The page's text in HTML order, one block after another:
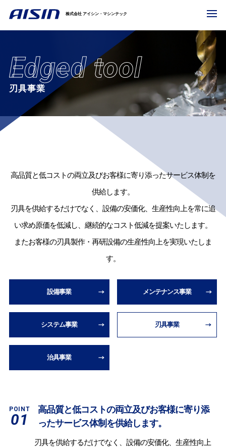
株式会社 アイシン・マシンテック
刃具事業
高品質と低コストの両立及びお客様に寄り添ったサービス体制を
供給します。
刃具を供給するだけでなく、設備の安価化、生産性向上を常に追
い求め原価を低減し、継続的なコスト低減を提案いたします。
またお客様の刃具製作・再研設備の生産性向上を実現いたしま
す。
設備事業 メンテナンス事業
システム事業 刃具事業
治具事業
01
高品質と低コストの両立及びお客様に寄り添
ったサービス体制を供給します。
刃具を供給するだけでなく、設備の安価化、生産性向上